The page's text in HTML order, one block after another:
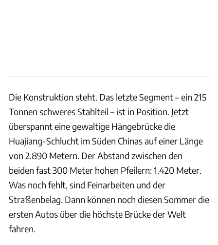
Die Konstruktion steht. Das letzte Segment – ein 215
Tonnen schweres Stahlteil – ist in Position. Jetzt
überspannt eine gewaltige Hängebrücke die
Huajiang-Schlucht im Süden Chinas auf einer Länge
von 2.890 Metern. Der Abstand zwischen den
beiden fast 300 Meter hohen Pfeilern: 1.420 Meter.
Was noch fehlt, sind Feinarbeiten und der
Straßenbelag. Dann können noch diesen Sommer die
ersten Autos über die höchste Brücke der Welt
fahren.